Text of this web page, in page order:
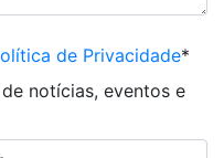
de Privacidade*
notícias, eventos e